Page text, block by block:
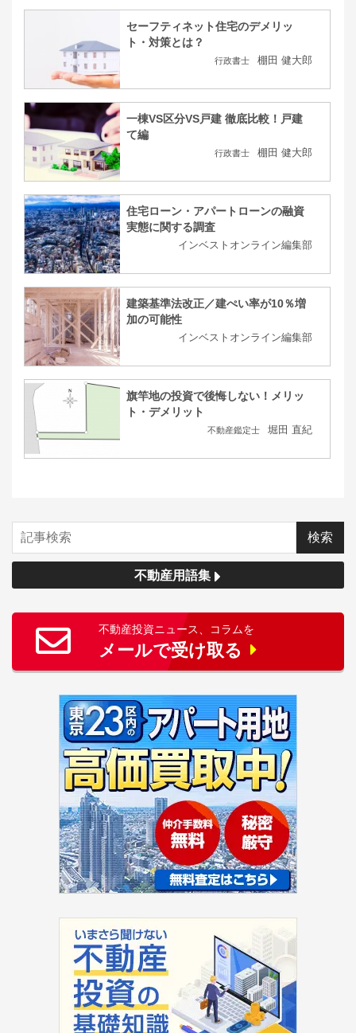
セーフティネット住宅のデメリッ
ト・対策とは？
行政書士 棚田 健大郎
一棟VS区分VS戸建 徹底比較！戸建
て編
行政書士 棚田 健大郎
住宅ローン・アパートローンの融資
実態に関する調査
インベストオンライン編集部
建築基準法改正／建ぺい率が10％増
加の可能性
インベストオンライン編集部
旗竿地の投資で後悔しない！メリッ
ト・デメリット
不動産鑑定士 堀田 直紀
不動産用語集
不動産投資ニュース、コラムを
メールで受け取る